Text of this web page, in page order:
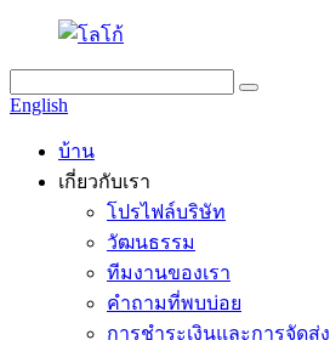
English
บ้าน
เกี่ยวกับเรา
โปรไฟล์บริษัท
วัฒนธรรม
ทีมงานของเรา
คำถามที่พบบ่อย
การชำระเงินและการจัดส่ง